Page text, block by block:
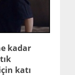
kadar
katı